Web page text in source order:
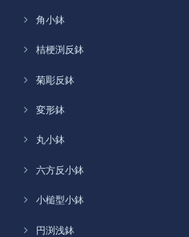
角小鉢
桔梗渕反鉢
菊彫反鉢
変形鉢
丸小鉢
六方反小鉢
小槌型小鉢
円渕浅鉢